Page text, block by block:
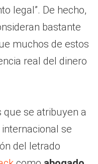
legal”. De hecho,
bastante
muchos de estos
real del dinero
que se atribuyen a
se
del letrado